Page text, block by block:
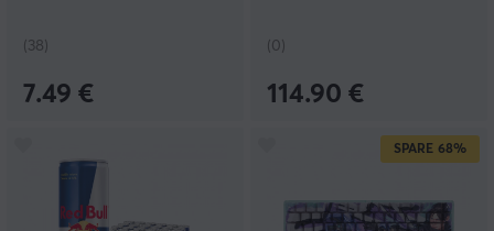
(38)
7.49 €
(0)
114.90 €
SPARE 68%